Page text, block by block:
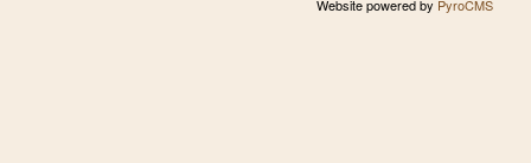
Website powered by PyroCMS